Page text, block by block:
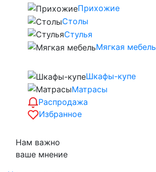
Прихожие
Столы
Стулья
Мягкая мебель
Шкафы-купе
Матрасы
Распродажа
Избранное
Нам важно
ваше мнение